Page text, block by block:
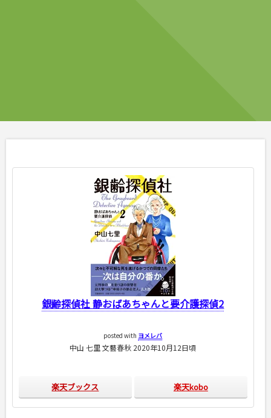
銀齢探偵社 静おばあちゃんと要介護探偵2
posted with ヨメレバ
中山 七里 文藝春秋 2020年10月12日頃
楽天ブックス 楽天kobo